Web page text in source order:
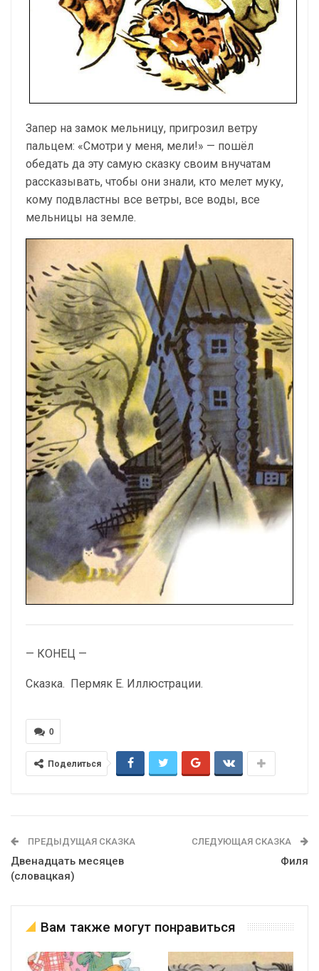
Запер на замок мельницу, пригрозил ветру
пальцем: «Смотри у меня, мели!» — пошёл
обедать да эту самую сказку своим внучатам
рассказывать, чтобы они знали, кто мелет муку,
кому подвластны все ветры, все воды, все
мельницы на земле.
— КОНЕЦ —
Сказка. Пермяк Е. Иллюстрации.
0
Поделиться
ПРЕДЫДУЩАЯ СКАЗКА
Двенадцать месяцев
(словацкая)
СЛЕДУЮЩАЯ СКАЗКА
Филя
Вам также могут понравиться